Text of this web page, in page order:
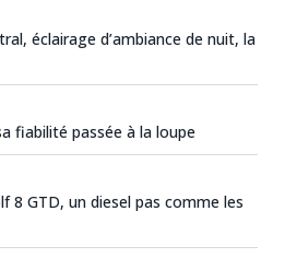
éclairage d’ambiance de nuit, la
fiabilité passée à la loupe
8 GTD, un diesel pas comme les